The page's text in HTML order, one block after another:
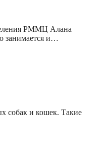
РММЦ Алана
занимается и…
собак и кошек. Такие